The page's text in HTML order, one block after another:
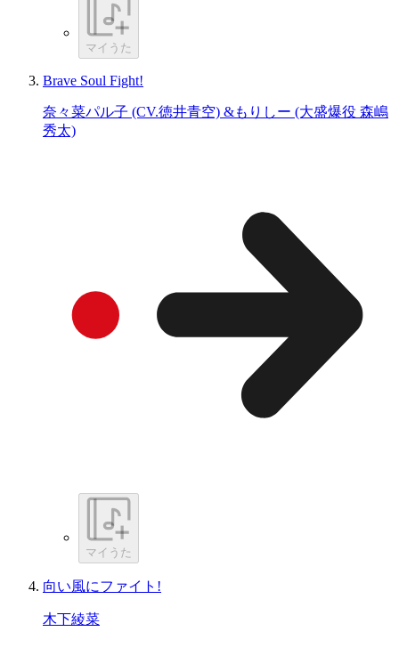
マイうた
Brave Soul Fight!
奈々菜パル子 (CV.徳井青空) &もりしー (大盛爆役 森嶋
秀太)
マイうた
向い風にファイト!
木下綾菜